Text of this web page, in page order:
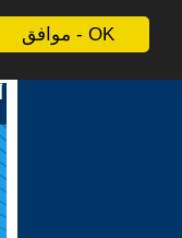
موافق - OK